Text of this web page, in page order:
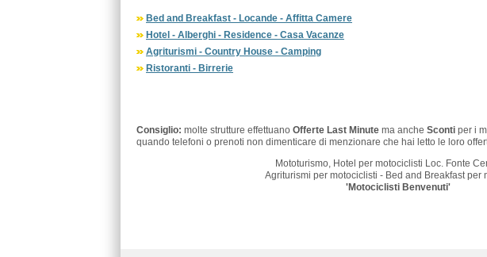
Bed and Breakfast - Locande - Affitta Camere
Hotel - Alberghi - Residence - Casa Vacanze
Agriturismi - Country House - Camping
Ristoranti - Birrerie
Consiglio: molte strutture effettuano Offerte Last Minutema anche Scontiper i
quando telefoni o prenoti non dimenticare di menzionare che hai letto le loro
Mototurismo, Hotel per motociclisti Loc. Fonte
Agriturismi per motociclisti - Bed and Breakfast per
'Motociclisti Benvenuti'